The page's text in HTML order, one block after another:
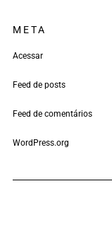
META
Acessar
Feed de posts
Feed de comentários
WordPress.org